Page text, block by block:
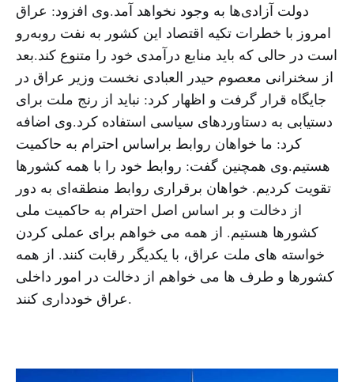
دولت آزادی‌ها به وجود نخواهد آمد.وی افزود: عراق
امروز با خطرات تکیه اقتصاد این کشور به نفت روبه‌رو
است در حالی که باید منابع درآمدی خود را متنوع کند.بعد
از سخنرانی معصوم‌ حیدر العبادی نخست وزیر عراق در
جایگاه قرار گرفت و اظهار کرد: نباید از رنج ملت برای
دستیابی به دستاوردهای سیاسی استفاده کرد.وی اضافه
کرد: ما خواهان روابط براساس احترام به حاکمیت
هستیم.وی همچنین گفت: روابط خود را با همه کشورها
تقویت کردیم. خواهان برقراری روابط منطقه‌ای به دور
از دخالت و بر اساس اصل احترام به حاکمیت ملی
کشورها هستیم. از همه می خواهم برای عملی کردن
خواسته های ملت عراق، با یکدیگر رقابت کنند. از همه
کشورها و طرف ها می خواهم از دخالت در امور داخلی
عراق خودداری کنند.